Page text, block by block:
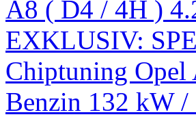
A8 ( D4 / 4H )
EXKLUSIV:
Chiptuning Opel
Benzin 132 kW /